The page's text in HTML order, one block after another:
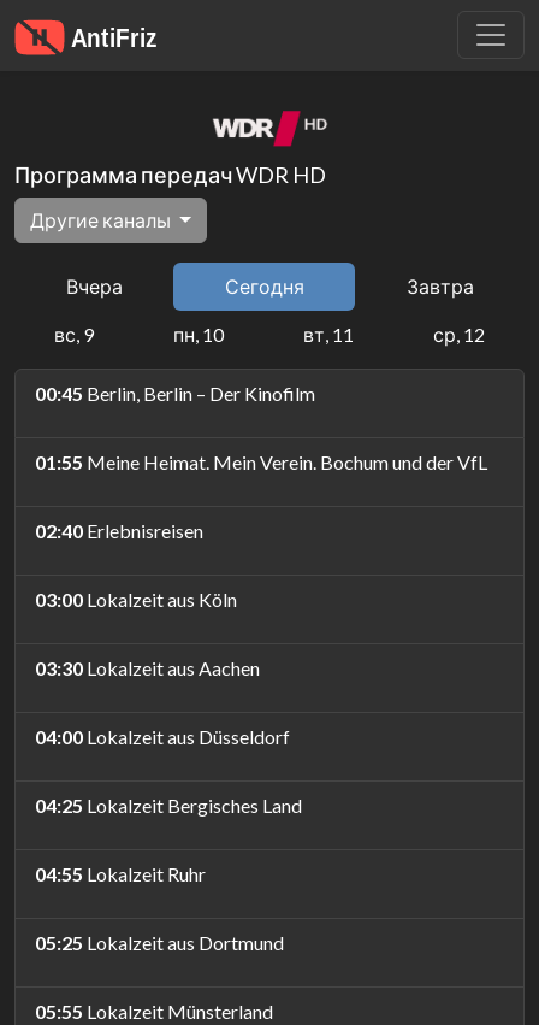
Программа передач WDR HD
Другие каналы
Вчера Сегодня Завтра
вс, 9 пн, 10 вт, 11 ср, 12
00:45 Berlin, Berlin – Der Kinofilm
01:55 Meine Heimat. Mein Verein. Bochum und der VfL
02:40 Erlebnisreisen
03:00 Lokalzeit aus Köln
03:30 Lokalzeit aus Aachen
04:00 Lokalzeit aus Düsseldorf
04:25 Lokalzeit Bergisches Land
04:55 Lokalzeit Ruhr
05:25 Lokalzeit aus Dortmund
05:55 Lokalzeit Münsterland